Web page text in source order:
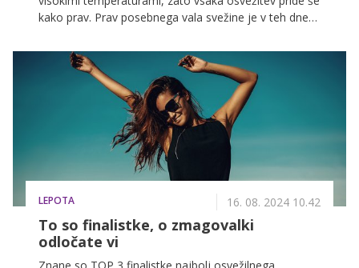
kako prav. Prav posebnega vala svežine je v teh dneh
viralni TikTok 'fresh' plesni hit tega poletja in postala
velika zmagovalka #keepitfreshchallenge plesnega
izziva. Spoznajmo jo!
LEPOTA 16. 08. 2024 10.42
To so finalistke, o zmagovalki
odločate vi